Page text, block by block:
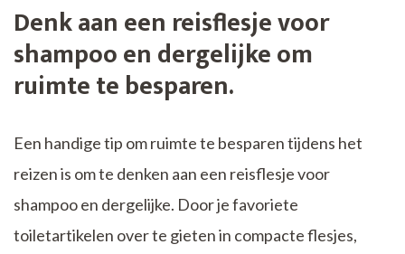
Denk aan een reisflesje voor
shampoo en dergelijke om
ruimte te besparen.
Een handige tip om ruimte te besparen tijdens het
reizen is om te denken aan een reisflesje voor
shampoo en dergelijke. Door je favoriete
toiletartikelen over te gieten in compacte flesjes,